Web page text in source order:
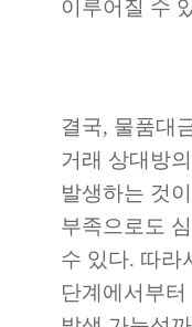
이루어질 수
결국, 물품대
거래 상대방
발생하는 것
부족으로도
수 있다. 따라
단계에서부